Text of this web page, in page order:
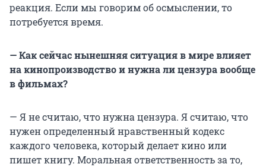
реакция. Если мы говорим об осмыслении, то
потребуется время.
— Как сейчас нынешняя ситуация в мире влияет
на кинопроизводство и нужна ли цензура вообще
в фильмах?
— Я не считаю, что нужна цензура. Я считаю, что
нужен определенный нравственный кодекс
каждого человека, который делает кино или
пишет книгу. Моральная ответственность за то,